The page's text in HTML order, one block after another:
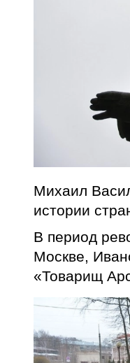
Михаил
истории
В период
Москве,
«Товарищ